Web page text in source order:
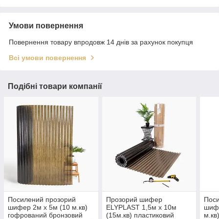
Умови повернення
Повернення товару впродовж 14 днів за рахунок покупця
Всі умови повернення
Подібні товари компанії
Посилений прозорий
шифер 2м х 5м (10 м.кв)
гофрований бронзовий
Прозорий шифер
ELYPLAST 1,5м х 10м
(15м.кв) пластиковий